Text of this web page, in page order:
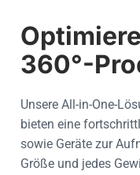
360°-
Unsere All-in-One-
bieten eine
sowie Geräte zur
Größe und jedes